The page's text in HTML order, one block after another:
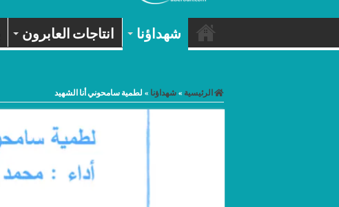
شهداؤنا انتاجات العابرون
الرئيسية »شهداؤنا » لطمية سامحوني أنا الشهيد